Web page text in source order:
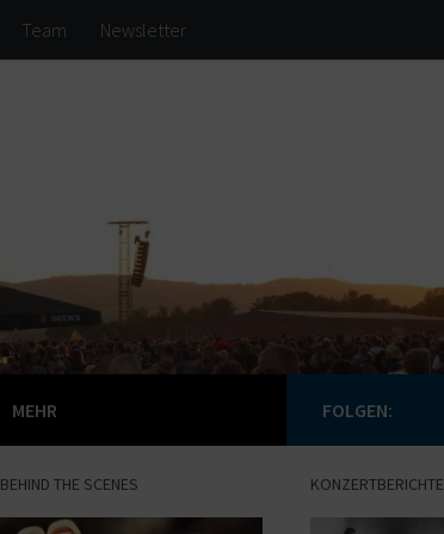
Team Newsletter
FOLGEN:
KONZERTBERICHTE
MEHR
BEHIND THE SCENES